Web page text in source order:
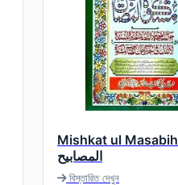
Mishkat ul Masabih مشکوۃ
المصابیح
বিস্তারিত দেখুন